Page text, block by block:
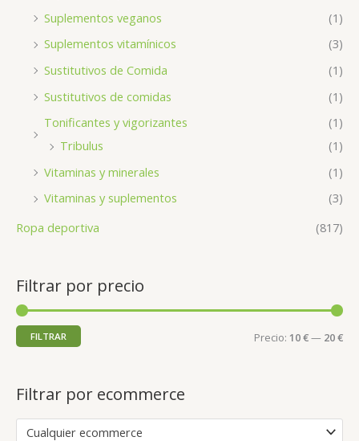
Suplementos veganos
(1)
Suplementos vitamínicos
(3)
Sustitutivos de Comida
(1)
Sustitutivos de comidas
(1)
Tonificantes y vigorizantes
(1)
Tribulus
(1)
Vitaminas y minerales
(1)
Vitaminas y suplementos
(3)
Ropa deportiva
(817)
Filtrar por precio
FILTRAR Precio: 10 €— 20 €
Filtrar por ecommerce
Cualquier ecommerce